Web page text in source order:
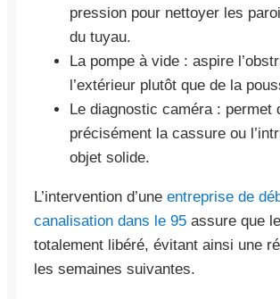
pression pour nettoyer les
du tuyau.
La pompe à vide : aspire
l’extérieur plutôt que de la
Le diagnostic caméra : permet
précisément la cassure ou
objet solide.
L’intervention d’une entreprise de
canalisation dans le 95 assure que
totalement libéré, évitant ainsi une
les semaines suivantes.